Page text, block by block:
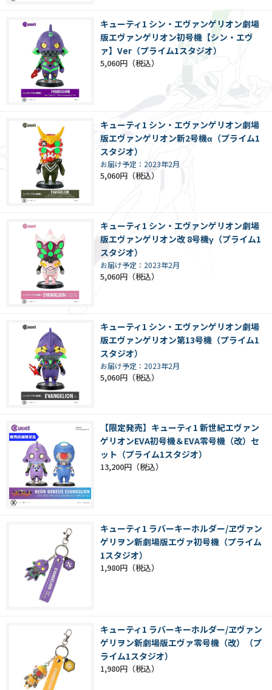
キューティ1 シン・エヴァンゲリオン劇場
版エヴァンゲリオン初号機【シン・エヴ
ァ】Ver（プライム1スタジオ）
5,060円
キューティ1 シン・エヴァンゲリオン劇場
版エヴァンゲリオン新2号機α（プライム1
スタジオ）
お届け予定：2023年2月
5,060円
キューティ1 シン・エヴァンゲリオン劇場
版エヴァンゲリオン改 8号機γ（プライム1
スタジオ）
お届け予定：2023年2月
5,060円
キューティ1 シン・エヴァンゲリオン劇場
版エヴァンゲリオン第13号機（プライム1
スタジオ）
お届け予定：2023年2月
5,060円
【限定発売】キューティ1 新世紀エヴァン
ゲリオンEVA初号機＆EVA零号機（改）セ
ット（プライム1スタジオ）
13,200円
キューティ1 ラバーキーホルダー/ヱヴァン
ゲリヲン新劇場版エヴァ初号機（プライム
1スタジオ）
1,980円
キューティ1 ラバーキーホルダー/ヱヴァン
ゲリヲン新劇場版エヴァ零号機（改）（プ
ライム1スタジオ）
1,980円